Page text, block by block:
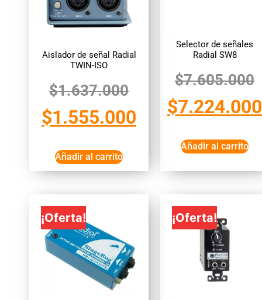
Aislador de señal Radial
TWIN-ISO
$1.637.000
$1.555.000
Añadir al carrito
Selector de señales
Radial SW8
$7.605.000
$7.224.000
Añadir al carrito
¡Oferta! ¡Oferta!